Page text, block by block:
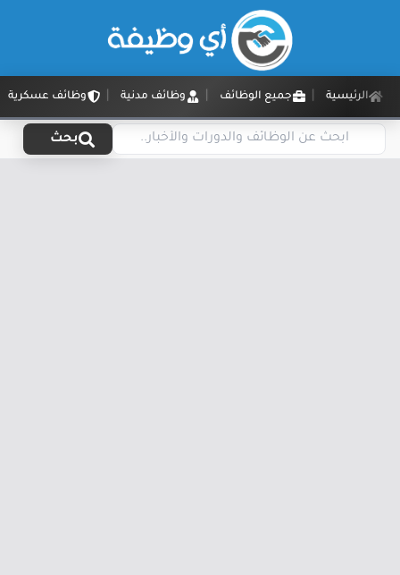
الرئيسية جميع الوظائف وظائف مدنية وظائف عسكرية
بحث